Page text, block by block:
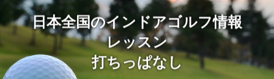
日本全国のインドアゴルフ情報
レッスン
打ちっぱなし